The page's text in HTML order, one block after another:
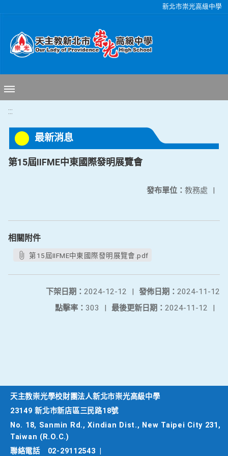
新北市崇光高級中學
:::
最新消息
第15屆IIFME中東國際發明展覽會
發布單位： 教務處 |
相關附件
第15屆IIFME中東國際發明展覽會.pdf
發佈日期： 2024-11-12
下架日期： 2024-12-12
|
最後更新日期： 2024-11-12 |
點擊率： 303 |
天主教崇光學校財團法人新北市崇光高級中學
23149 新北市新店區三民路18號
No. 18, Sanmin Rd., Xindian Dist., New Taipei City 231,
Taiwan (R.O.C.)
聯絡電話
02-29112543